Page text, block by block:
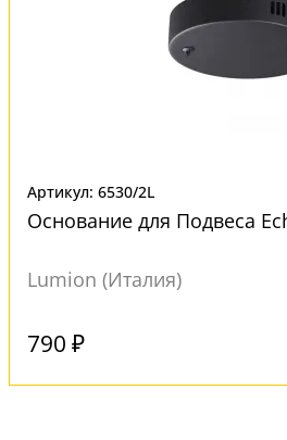
Артикул: 6530/2L
Основание для Подвеса
Lumion (Италия)
790 ₽